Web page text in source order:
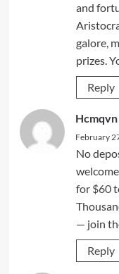
and
galore,
prizes.
Reply
Hcmqvn
February
No
for $60
— join
Reply